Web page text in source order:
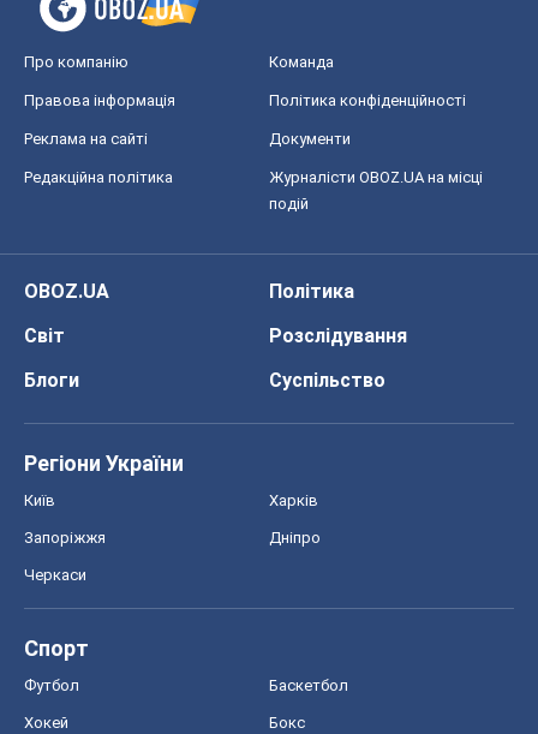
Про компанію Команда
Правова інформація Політика конфіденційності
Реклама на сайті Документи
Редакційна політика
Журналісти OBOZ.UA на місці
подій
OBOZ.UA
Політика
Світ
Розслідування
Блоги
Суспільство
Регіони України
Київ Харків
Запоріжжя Дніпро
Черкаси
Спорт
Футбол Баскетбол
Хокей Бокс